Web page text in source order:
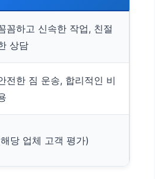
꼼하고 신속한 작업, 친절
상담
전한 짐 운송, 합리적인 비
당 업체 고객 평가)